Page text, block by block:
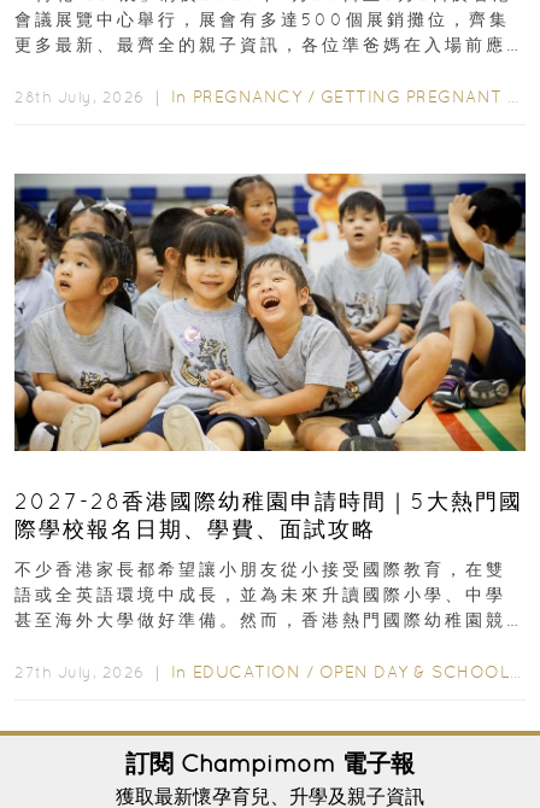
會議展覽中心舉行，展會有多達500個展銷攤位，齊集
更多最新、最齊全的親子資訊，各位準爸媽在入場前應
28th July, 2026 ｜ In PREGNANCY / GETTING PREGNANT
2027-28香港國際幼稚園申請時間｜5大熱門國
際學校報名日期、學費、面試攻略
不少香港家長都希望讓小朋友從小接受國際教育，在雙
語或全英語環境中成長，並為未來升讀國際小學、中學
甚至海外大學做好準備。然而，香港熱門國際幼稚園競
27th July, 2026 ｜ In EDUCATION / OPEN DAY & SCHOOL EVENTS
訂閱 Champimom 電子報
獲取最新懷孕育兒、升學及親子資訊